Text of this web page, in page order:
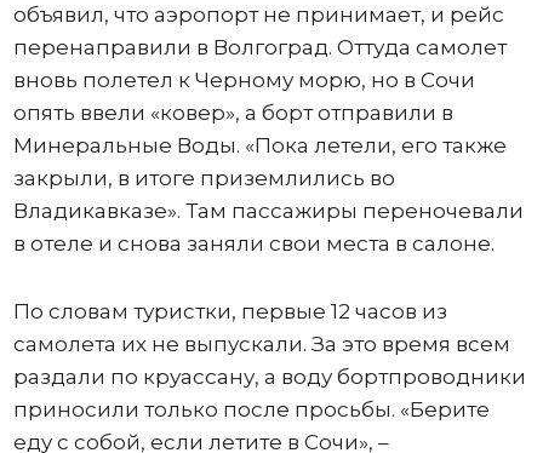
объявил, что аэропорт не принимает, и рейс
перенаправили в Волгоград. Оттуда самолет
вновь полетел к Черному морю, но в Сочи
опять ввели «ковер», а борт отправили в
Минеральные Воды. «Пока летели, его также
закрыли, в итоге приземлились во
Владикавказе». Там пассажиры переночевали
в отеле и снова заняли свои места в салоне.
По словам туристки, первые 12 часов из
самолета их не выпускали. За это время всем
раздали по круассану, а воду бортпроводники
приносили только после просьбы. «Берите
еду с собой, если летите в Сочи», –